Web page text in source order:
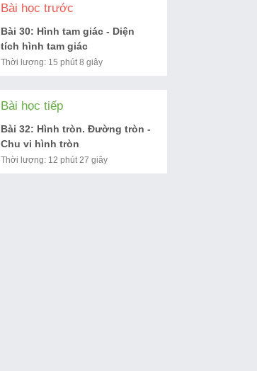
Bài học trước
Bài 30: Hình tam giác - Diện
tích hình tam giác
Thời lượng: 15 phút 8 giây
Bài học tiếp
Bài 32: Hình tròn. Đường tròn -
Chu vi hình tròn
Thời lượng: 12 phút 27 giây